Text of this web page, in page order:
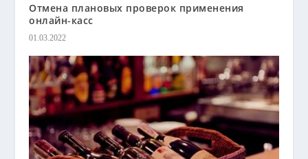
Отмена плановых проверок применения
онлайн‑касс
01.03.2022